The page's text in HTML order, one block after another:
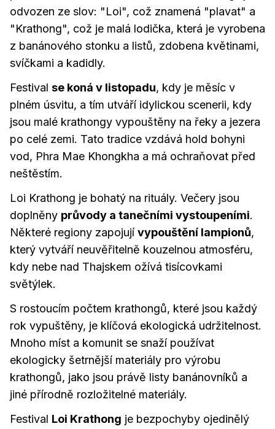
odvozen ze slov: "Loi", což znamená "plavat" a
"Krathong", což je malá lodička, která je vyrobena
z banánového stonku a listů, zdobena květinami,
svíčkami a kadidly.
Festival se koná v listopadu, kdy je měsíc v
plném úsvitu, a tím utváří idylickou scenerii, kdy
jsou malé krathongy vypouštěny na řeky a jezera
po celé zemi. Tato tradice vzdává hold bohyni
vod, Phra Mae Khongkha a má ochraňovat před
neštěstím.
Loi Krathong je bohatý na rituály. Večery jsou
doplněny průvody a tanečními vystoupeními.
Některé regiony zapojují vypouštění lampionů,
který vytváří neuvěřitelně kouzelnou atmosféru,
kdy nebe nad Thajskem ožívá tisícovkami
světýlek.
S rostoucím počtem krathongů, které jsou každý
rok vypuštěny, je klíčová ekologická udržitelnost.
Mnoho míst a komunit se snaží používat
ekologicky šetrnější materiály pro výrobu
krathongů, jako jsou právě listy banánovníků a
jiné přírodně rozložitelné materiály.
Festival Loi Krathong je bezpochyby ojedinělý